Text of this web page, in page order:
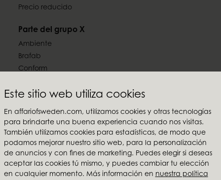
Este sitio web utiliza cookies
En affariofsweden.com, utilizamos cookies y otras tecnologías
para brindarte una buena experiencia cuando nos visitas.
También utilizamos cookies para estadísticas, de modo que
podamos mejorar nuestro sitio web, para la personalización
de anuncios y con fines de marketing. Puedes elegir si deseas
aceptar las cookies tú mismo, y puedes cambiar tu elección
en cualquier momento. Más información en nuestra política
Precio reducido
Parte del grupo X
Ambiente
Brafab
Conform
MTI
Síguenos en las redes sociales
Affari of Sweden